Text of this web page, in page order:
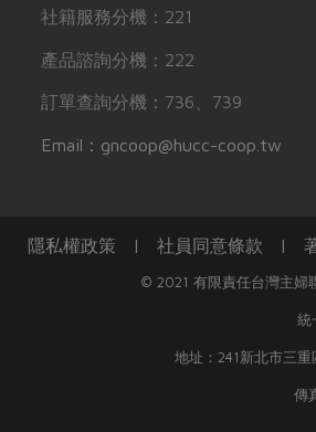
社籍服務分機：221
產品諮詢分機：222
訂單查詢分機：736、739
Email：gncoop@hucc-coop.tw
隱私權政策 | 社員同意條款 |
© 2021 有限責任台灣主婦
統
地址：241新北市三
傳